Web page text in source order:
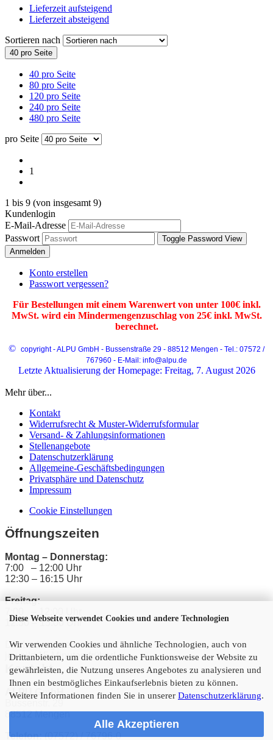
Diese Webseite verwendet Cookies und andere Technologien
Wir verwenden Cookies und ähnliche Technologien, auch von
Drittanbietern, um die ordentliche Funktionsweise der Website zu
gewährleisten, die Nutzung unseres Angebotes zu analysieren und
Ihnen ein bestmögliches Einkaufserlebnis bieten zu können.
Weitere Informationen finden Sie in unserer Datenschutzerklärung.
Alle Akzeptieren
Lieferzeit aufsteigend
Lieferzeit absteigend
Sortieren nach
40 pro Seite
40 pro Seite
80 pro Seite
120 pro Seite
240 pro Seite
480 pro Seite
pro Seite
1
1 bis 9 (von insgesamt 9)
Kundenlogin
E-Mail-Adresse
Passwort
Toggle Password View
Anmelden
Konto erstellen
Passwort vergessen?
Für Bestellungen mit einem Warenwert von unter 100€ inkl.
MwSt. wird ein Mindermengenzuschlag von 25€ inkl. MwSt.
berechnet.
© copyright - ALPU GmbH - Bussenstraße 29 - 88512 Mengen - Tel.: 07572 /
767960 - E-Mail: info@alpu.de
Letzte Aktualisierung der Homepage: Freitag, 7. August 2026
Mehr über...
Kontakt
Widerrufsrecht & Muster-Widerrufsformular
Versand- & Zahlungsinformationen
Stellenangebote
Datenschutzerklärung
Allgemeine-Geschäftsbedingungen
Privatsphäre und Datenschutz
Impressum
Cookie Einstellungen
Öffnungszeiten
Montag – Donnerstag:
7:00 – 12:00 Uhr
12:30 – 16:15 Uhr
Freitag:
12:30 – 15:00 Uhr
Die Ladungszeiten enden
jeweils 15 Minuten früher!
Kontakt
ALPU GmbH
88512 Mengen
Telefon:(07572) / 76796-0